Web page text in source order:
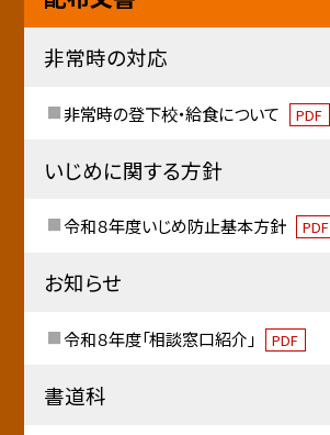
非常時の対応
非常時の登下校・給食について PDF
いじめに関する方針
令和８年度いじめ防止基本方針 PDF
お知らせ
令和８年度「相談窓口紹介」 PDF
書道科